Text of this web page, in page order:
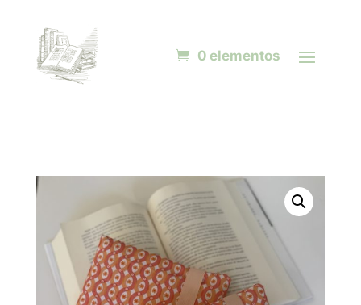
0 elementos